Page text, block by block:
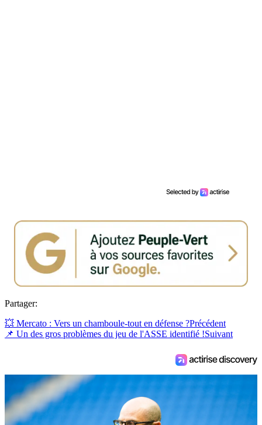
Partager:
💥 Mercato : Vers un chamboule-tout en défense ?Précédent
📌 Un des gros problèmes du jeu de l'ASSE identifié !Suivant